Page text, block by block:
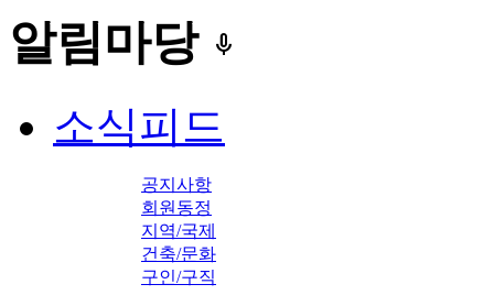
알림마당 keyboard_voice
소식피드
공지사항
회원동정
지역/국제
건축/문화
구인/구직